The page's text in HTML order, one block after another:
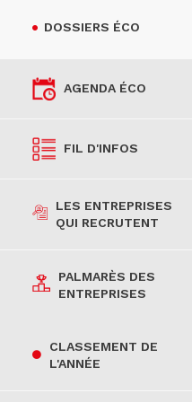
DOSSIERS ÉCO
AGENDA ÉCO
FIL D'INFOS
LES ENTREPRISES
QUI RECRUTENT
PALMARÈS DES
ENTREPRISES
CLASSEMENT DE
L'ANNÉE